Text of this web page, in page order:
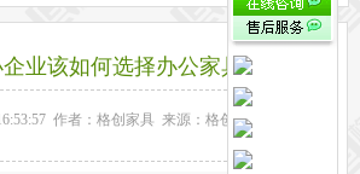
办公椅 会议椅
人体工学椅
钢制文件柜
业该如何选择办公家具？
作者：格创家具 来源：格创家具 浏览次